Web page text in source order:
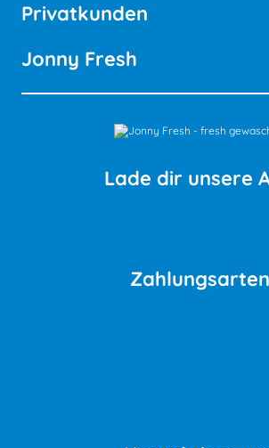
Privatkunden
Jonny Fresh
Lade dir unsere
Zahlungsarten